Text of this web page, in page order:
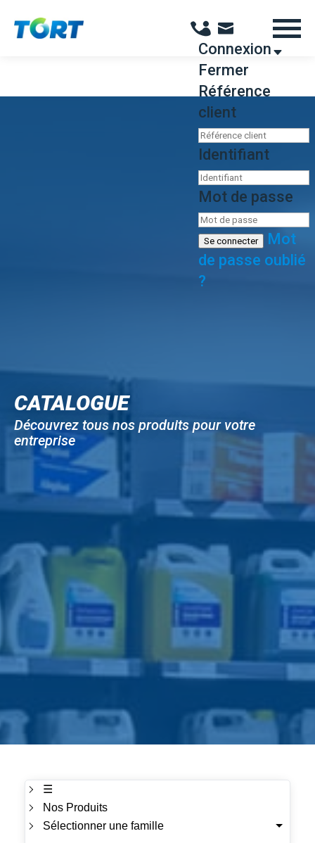
Connexion
Fermer
Référence
client
Identifiant
Mot de passe
Se connecter
Mot
de passe oublié
?
CATALOGUE
Découvrez tous nos produits pour votre
entreprise
☰
Nos Produits
Sélectionner une famille